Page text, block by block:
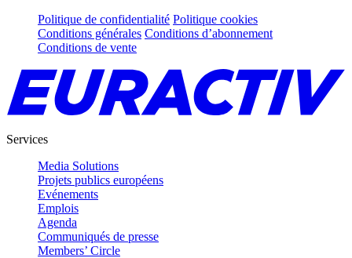
Politique de confidentialité Politique cookies
Conditions générales Conditions d’abonnement
Conditions de vente
Services
Media Solutions
Projets publics européens
Evénements
Emplois
Agenda
Communiqués de presse
Members’ Circle